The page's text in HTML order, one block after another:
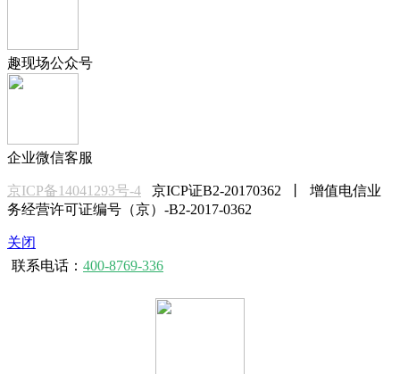
趣现场公众号
企业微信客服
京ICP备14041293号-4 京ICP证B2-20170362 丨 增值电信业
务经营许可证编号（京）-B2-2017-0362
关闭
联系电话： 400-8769-336